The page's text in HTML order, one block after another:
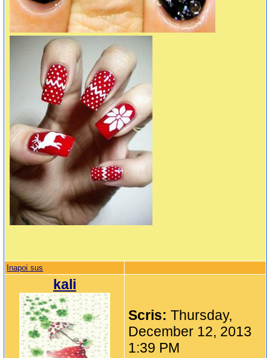
Inapoi sus
kali
Scris:Thursday,
December 12, 2013
1:39 PM